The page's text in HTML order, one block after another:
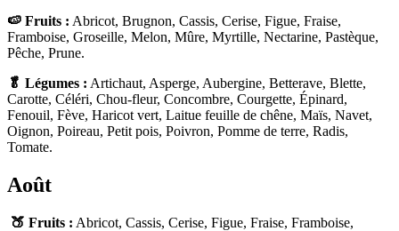
🍉 Fruits : Abricot, Brugnon, Cassis, Cerise, Figue, Fraise,
Framboise, Groseille, Melon, Mûre, Myrtille, Nectarine, Pastèque,
Pêche, Prune.
🥬 Légumes : Artichaut, Asperge, Aubergine, Betterave, Blette,
Carotte, Céléri, Chou-fleur, Concombre, Courgette, Épinard,
Fenouil, Fève, Haricot vert, Laitue feuille de chêne, Maïs, Navet,
Oignon, Poireau, Petit pois, Poivron, Pomme de terre, Radis,
Tomate.
Août
🍑 Fruits : Abricot, Cassis, Cerise, Figue, Fraise, Framboise,